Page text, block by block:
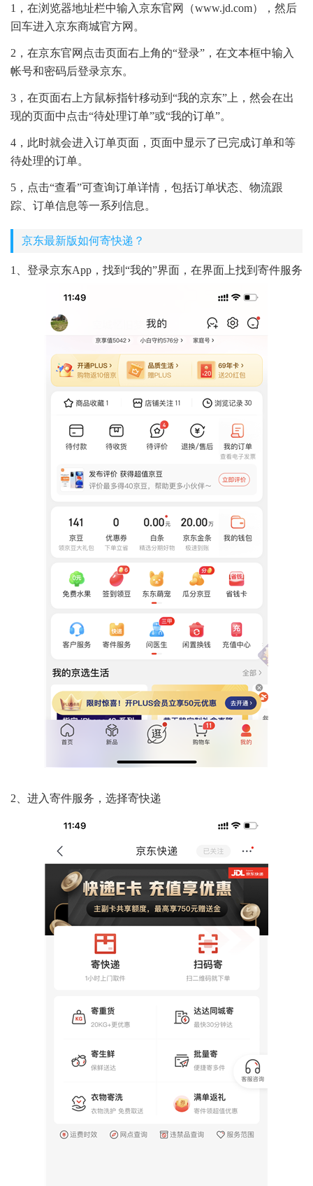
1，在浏览器地址栏中输入京东官网（www.jd.com），然后
回车进入京东商城官方网。
2，在京东官网点击页面右上角的“登录”，在文本框中输入
帐号和密码后登录京东。
3，在页面右上方鼠标指针移动到“我的京东”上，然会在出
现的页面中点击“待处理订单”或“我的订单”。
4，此时就会进入订单页面，页面中显示了已完成订单和等
待处理的订单。
5，点击“查看”可查询订单详情，包括订单状态、物流跟
踪、订单信息等一系列信息。
京东最新版如何寄快递？
1、登录京东App，找到“我的”界面，在界面上找到寄件服务
2、进入寄件服务，选择寄快递